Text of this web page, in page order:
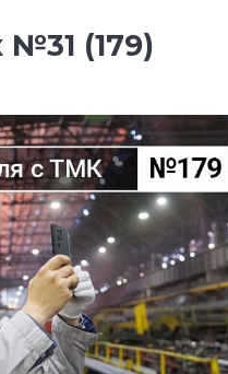
(179)